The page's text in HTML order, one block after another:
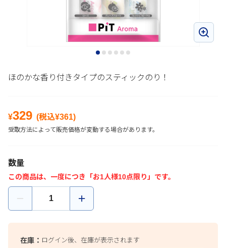
ほのかな香り付きタイプのスティックのり！
¥329 (税込¥361)
受取方法によって販売価格が変動する場合があります。
数量
この商品は、一度につき「お1人様10点限り」です。
在庫： ログイン後、在庫が表示されます